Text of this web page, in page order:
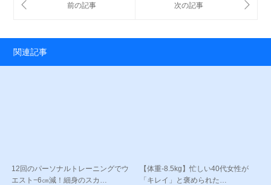
関連記事
12回のパーソナルトレーニングでウ
エスト−6㎝減！細身のスカ…
【体重-8.5kg】忙しい40代女性が
「キレイ」と褒められた…